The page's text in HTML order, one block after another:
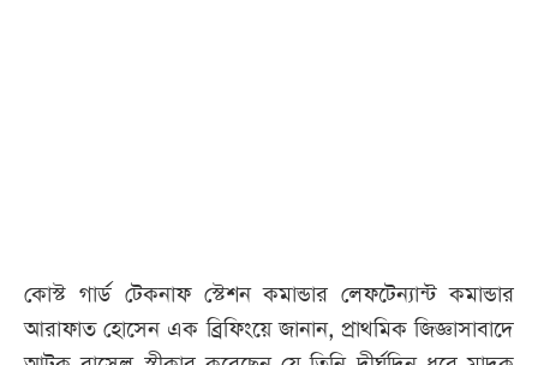
কোস্ট গার্ড টেকনাফ স্টেশন কমান্ডার লেফটেন্যান্ট কমান্ডার
আরাফাত হোসেন এক ব্রিফিংয়ে জানান, প্রাথমিক জিজ্ঞাসাবাদে